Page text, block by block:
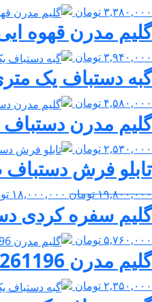
۳,۳۸۰,۰۰۰تومان
گلیم مدرن قهوه ایی
۳,۹۴۰,۰۰۰تومان
گبه دستباف یک
۴,۵۸۰,۰۰۰تومان
گلیم مدرن دستباف 261072
۲,۵۳۰,۰۰۰تومان
تابلو فرش دستباف طرح
۱۹,۸۰۰,۰۰۰تومان قیمت
اصلی:
بود.
۱۸,۰۰۰,۰۰۰
گلیم سفره کردی
۵,۷۶۰,۰۰۰تومان
گلیم مدرن 261196
۲,۳۵۰,۰۰۰تومان